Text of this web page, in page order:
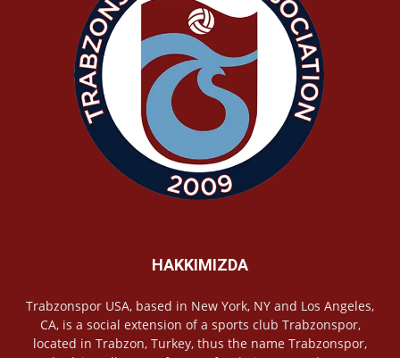
HAKKIMIZDA
Trabzonspor USA, based in New York, NY and Los Angeles,
CA, is a social extension of a sports club Trabzonspor,
located in Trabzon, Turkey, thus the name Trabzonspor,